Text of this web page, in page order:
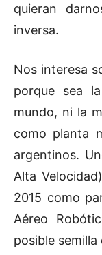
quieran
inversa.
Nos interesa
porque sea
mundo, ni la
como planta
argentinos.
Alta
2015 como
Aéreo
posible